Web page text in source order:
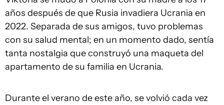
años después de que Rusia invadiera Ucrania en
2022. Separada de sus amigos, tuvo problemas
con su salud mental; en un momento dado, sentía
tanta nostalgia que construyó una maqueta del
apartamento de su familia en Ucrania.
Durante el verano de este año, se volvió cada vez